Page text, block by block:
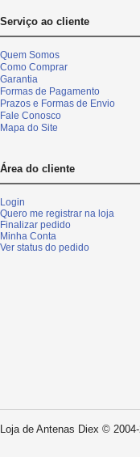
Serviço ao cliente
Quem Somos
Como Comprar
Garantia
Formas de Pagamento
Prazos e Formas de Envio
Fale Conosco
Mapa do Site
Área do cliente
Login
Quero me registrar na loja
Finalizar pedido
Minha Conta
Ver status do pedido
Loja de Antenas Diex ©